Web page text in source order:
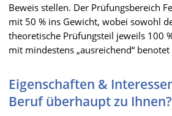
Beweis stellen. Der Prüfungsbereich
mit 50 % ins Gewicht, wobei sowohl
theoretische Prüfungsteil jeweils 100
mit mindestens „ausreichend“
Eigenschaften &
Beruf überhaupt zu Ihnen?